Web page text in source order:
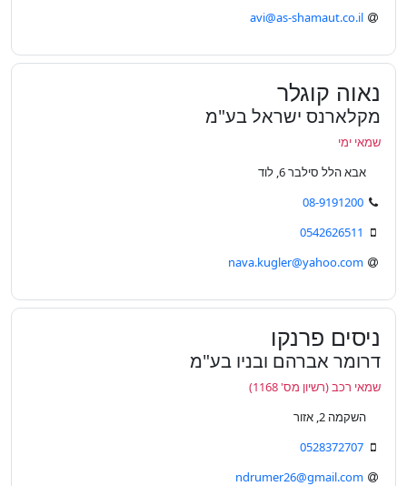
avi@as-shamaut.co.il
נאוה קוגלר
מקלארנס ישראל בע"מ
שמאי ימי
אבא הלל סילבר 6, לוד
08-9191200
0542626511
nava.kugler@yahoo.com
ניסים פרנקו
דרומר אברהם ובניו בע"מ
שמאי רכב (רשיון מס' 1168)
השקמה 2, אזור
0528372707
ndrumer26@gmail.com